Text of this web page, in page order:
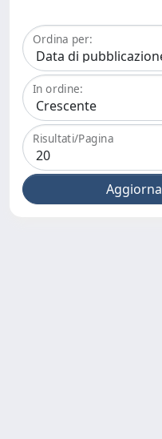
Ordina per:
In ordine:
Risultati/Pagina